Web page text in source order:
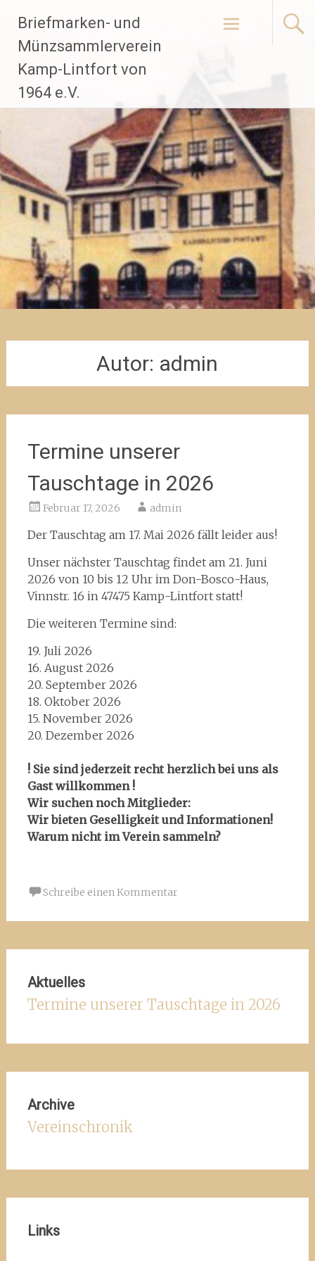
Inhalt
springen
Briefmarken- und
Münzsammlerverein
Kamp-Lintfort von
1964 e.V.
Autor: admin
Termine unserer
Tauschtage in 2026
Februar 17, 2026 admin
Der Tauschtag am 17. Mai 2026 fällt leider aus!
Unser nächster Tauschtag findet am 21. Juni
2026 von 10 bis 12 Uhr im Don-Bosco-Haus,
Vinnstr. 16 in 47475 Kamp-Lintfort statt!
Die weiteren Termine sind:
19. Juli 2026
16. August 2026
20. September 2026
18. Oktober 2026
15. November 2026
20. Dezember 2026
! Sie sind jederzeit recht herzlich bei uns als
Gast willkommen !
Wir suchen noch Mitglieder:
Wir bieten Geselligkeit und Informationen!
Warum nicht im Verein sammeln?
Schreibe einen Kommentar
Aktuelles
Termine unserer Tauschtage in 2026
Archive
Vereinschronik
Links